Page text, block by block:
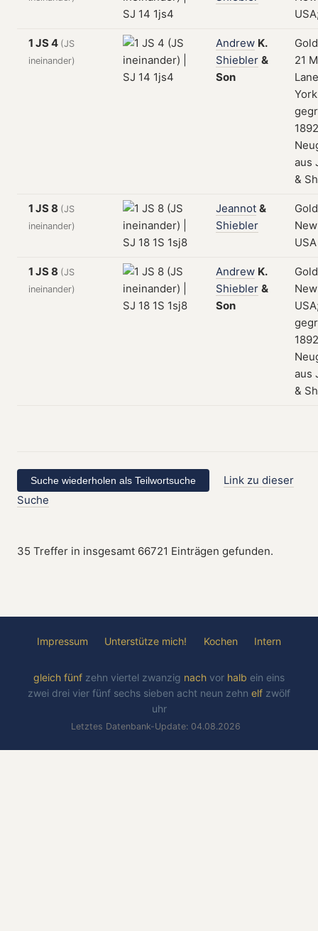
1 JS 4 (JS
ineinander)
Andrew K.
Shiebler &
Son
21
aus
&
1 JS 8 (JS
ineinander)
Jeannot &
Shiebler
USA
1 JS 8 (JS
ineinander)
Andrew K.
Shiebler &
Son
aus
&
Link zu dieser
Suche
35 Treffer in insgesamt 66721 Einträgen gefunden.
Impressum Unterstütze mich! Kochen Intern
gleich fünf zehn viertel zwanzig nach vor halb ein eins
zwei drei vier fünf sechs sieben acht neun zehn elf zwölf
uhr
Letztes Datenbank-Update: 04.08.2026